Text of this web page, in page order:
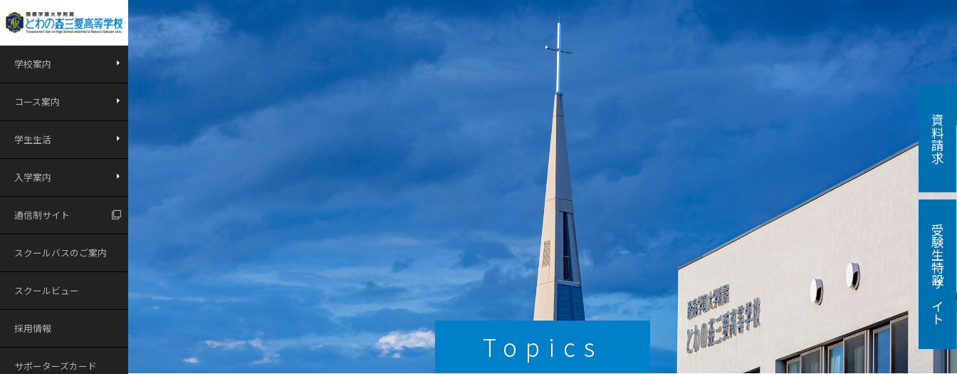
学校案内
コース案内
学生生活
入学案内
通信制サイト
スクールバスのご案内
スクールビュー
採用情報
サポーターズカード
Topics
資料請求
受験生特設サイト